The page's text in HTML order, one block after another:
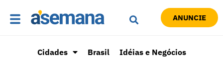
ANUNCIE
Cidades Brasil Idéias e Negócios